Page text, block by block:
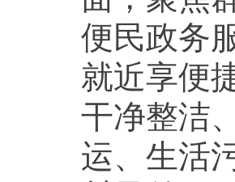
便民政务
就近享便
干净整洁
运、生活